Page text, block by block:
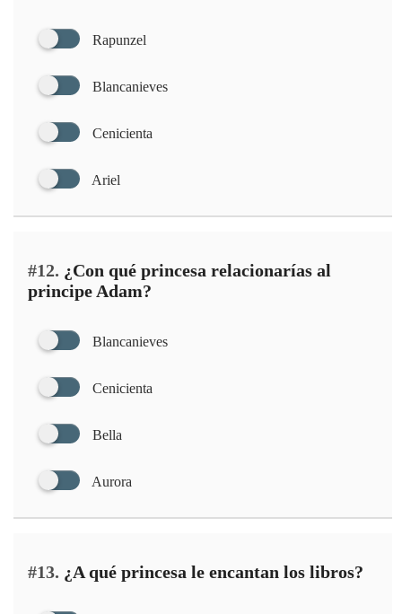
Rapunzel
Blancanieves
Cenicienta
Ariel
#12. ¿Con qué princesa relacionarías al
principe Adam?
Blancanieves
Cenicienta
Bella
Aurora
#13. ¿A qué princesa le encantan los libros?